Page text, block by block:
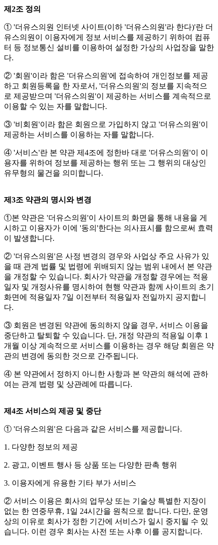
제2조 정의
① '더유스의원 인터넷 사이트(이하 '더유스의원'라 한다)'란 더
유스의원이 이용자에게 정보 서비스를 제공하기 위하여 컴퓨
터 등 정보통신 설비를 이용하여 설정한 가상의 사업장을 말한
다.
② '회원'이라 함은 '더유스의원'에 접속하여 개인정보를 제공
하고 회원등록을 한 자로서, '더유스의원'의 정보를 지속적으
로 제공받으며 '더유스의원'이 제공하는 서비스를 계속적으로
이용할 수 있는 자를 말합니다.
③ '비회원'이라 함은 회원으로 가입하지 않고 '더유스의원'이
제공하는 서비스를 이용하는 자를 말합니다.
④ '서비스'란 본 약관 제4조에 정한바 대로 '더유스의원'이 이
용자를 위하여 정보를 제공하는 행위 또는 그 행위의 대상인
유무형의 물건을 의미합니다.
제3조 약관의 명시와 변경
①본 약관은 '더유스의원'이 사이트의 화면을 통해 내용을 게
시하고 이용자가 이에 '동의'한다는 의사표시를 함으로써 효력
이 발생합니다.
② '더유스의원'은 사정 변경의 경우와 사업상 주요 사유가 있
을 때 관계 법률 및 법령에 위배되지 않는 범위 내에서 본 약관
을 개정할 수 있습니다. 회사가 약관을 개정할 경우에는 적용
일자 및 개정사유를 명시하여 현행 약관과 함께 사이트의 초기
화면에 적용일자 7일 이전부터 적용일자 전일까지 공지합니
다.
③ 회원은 변경된 약관에 동의하지 않을 경우, 서비스 이용을
중단하고 탈퇴할 수 있습니다. 단, 개정 약관의 적용일 이후 1
개월 이상 계속적으로 서비스를 이용하는 경우 해당 회원은 약
관의 변경에 동의한 것으로 간주됩니다.
④ 본 약관에서 정하지 아니한 사항과 본 약관의 해석에 관하
여는 관계 법령 및 상관례에 따릅니다.
제4조 서비스의 제공 및 중단
① '더유스의원'은 다음과 같은 서비스를 제공합니다.
1. 다양한 정보의 제공
2. 광고, 이벤트 행사 등 상품 또는 다양한 판촉 행위
3. 이용자에게 유용한 기타 부가 서비스
② 서비스 이용은 회사의 업무상 또는 기술상 특별한 지장이
없는 한 연중무휴, 1일 24시간을 원칙으로 합니다. 다만, 운영
상의 이유로 회사가 정한 기간에 서비스가 일시 중지될 수 있
습니다. 이런 경우 회사는 사전 또는 사후 이를 공지합니다.